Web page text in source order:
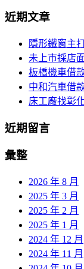
導
關
近期文章
隱形鐵窗主
未上市採店
板橋機車借
中和汽車借
床工廠找彰
近期留言
彙整
2026 年 8 月
2025 年 3 月
2025 年 2 月
2025 年 1 月
2024 年 12 月
2024 年 11 月